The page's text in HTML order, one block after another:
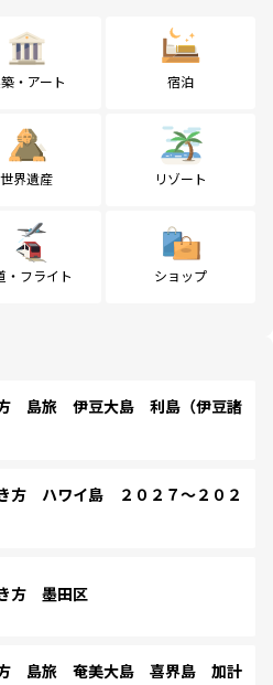
・アート 宿泊
世界遺産 リゾート
・フライト ショップ
島旅 伊豆大島 利島（伊豆諸
方 ハワイ島 ２０２７～２０２
方 墨田区
島旅 奄美大島 喜界島 加計